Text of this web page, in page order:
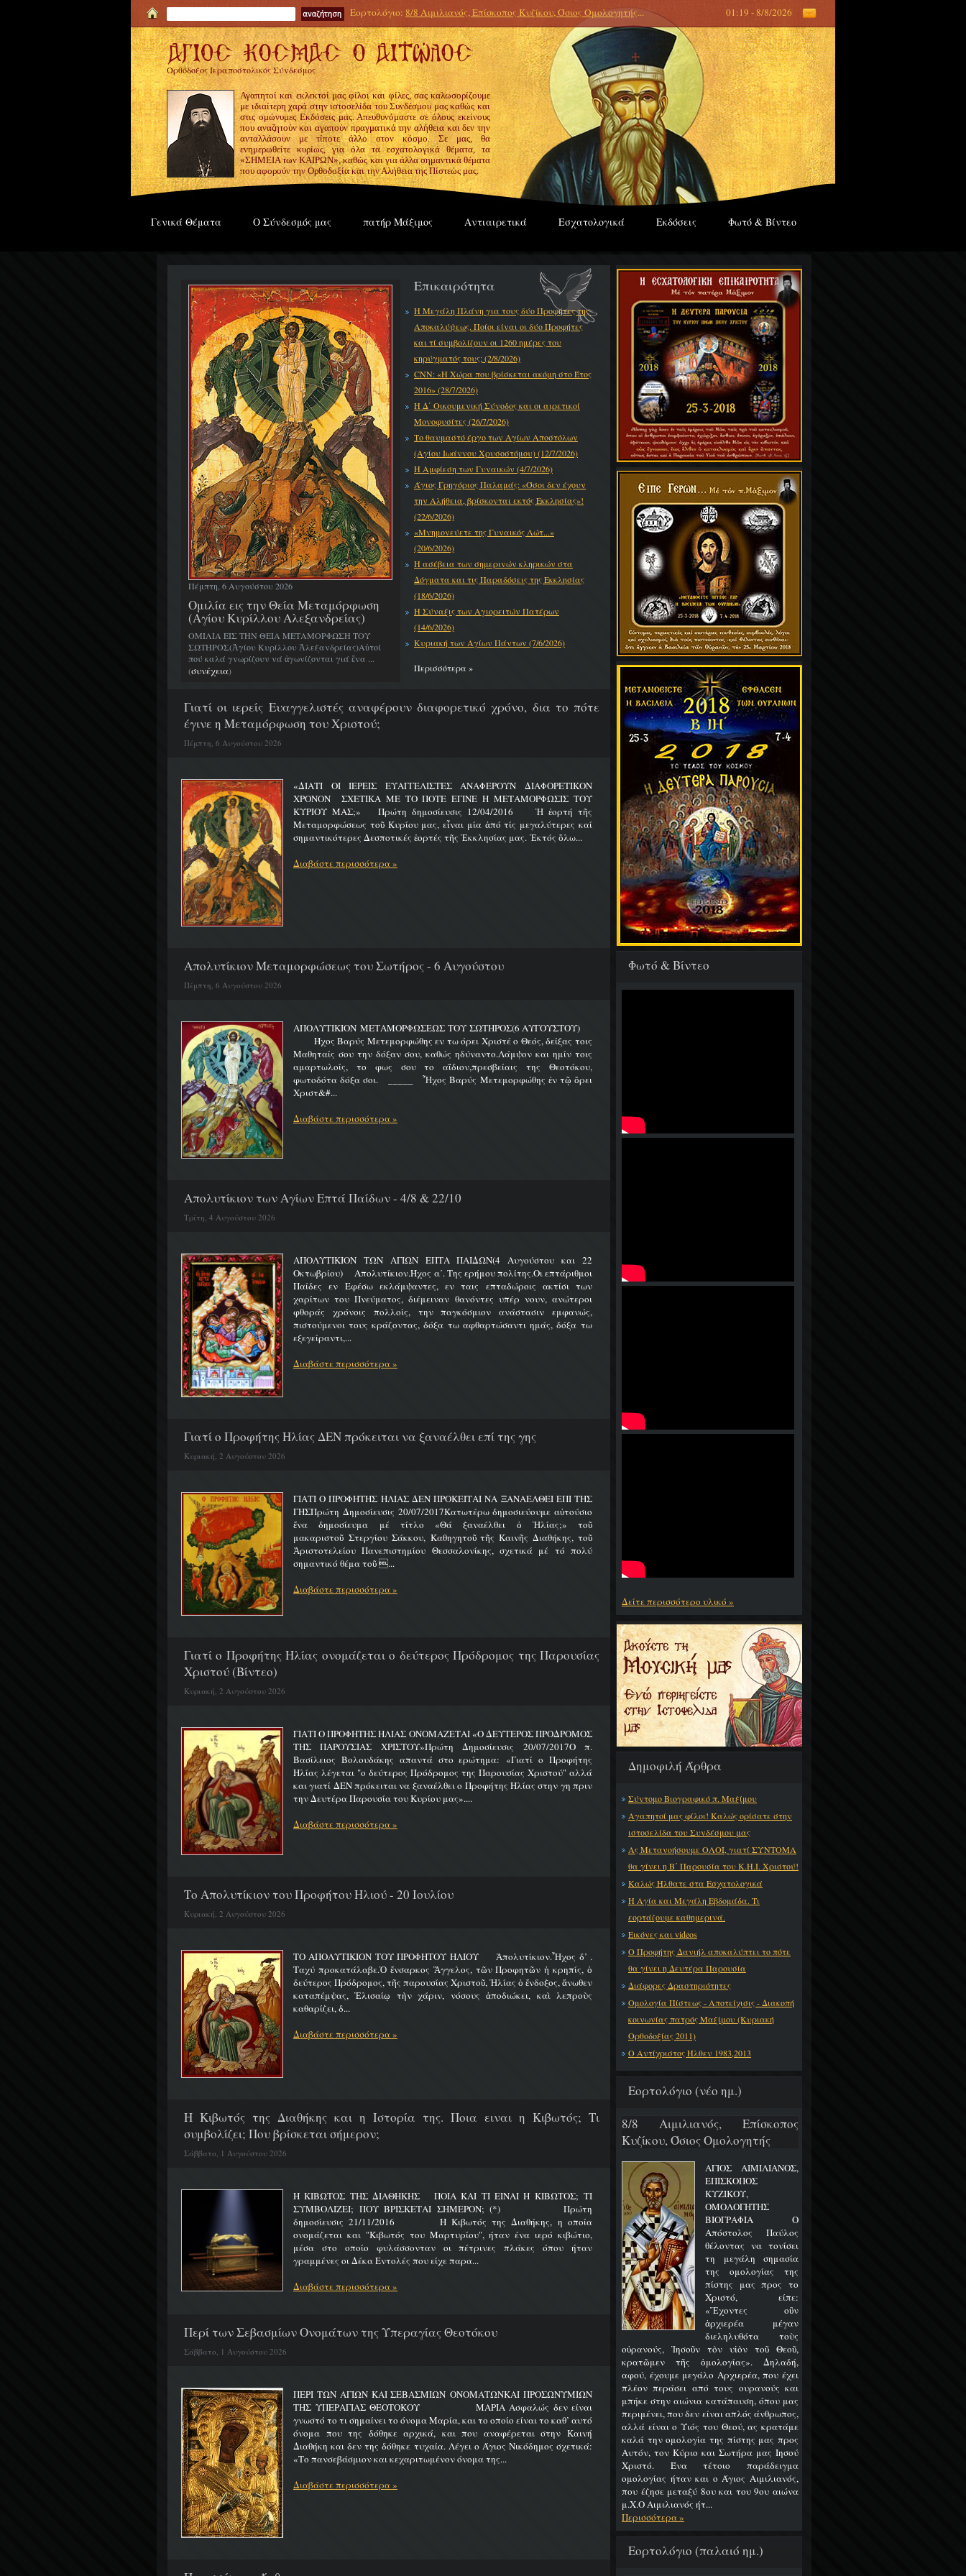
Εορτολόγιο: 8/8 Αιμιλιανός, Επίσκοπος Κυζίκου, Όσιος Ομολογητής... 01:19 - 8/8/2026
Ορθόδοξος Ιεραποστολικός Σύνδεσμος
Αγαπητοί και εκλεκτοί μας φίλοι και φίλες, σας καλωσορίζουμε
με ιδιαίτερη χαρά στην ιστοσελίδα του Συνδέσμου μας καθώς και
στις ομώνυμες Εκδόσεις μας. Απευθυνόμαστε σε όλους εκείνους
που αναζητούν και αγαπούν πραγματικά την αλήθεια και δεν την
ανταλλάσουν με τίποτε άλλο στον κόσμο. Σε μας, θα
ενημερωθείτε κυρίως, για όλα τα εσχατολογικά θέματα, τα
«ΣΗΜΕΙΑ των ΚΑΙΡΩΝ», καθώς και για άλλα σημαντικά θέματα
που αφορούν την Ορθοδοξία και την Αλήθεια της Πίστεώς μας.
Γενικά Θέματα Ο Σύνδεσμός μας πατήρ Μάξιμος Αντιαιρετικά Εσχατολογικά Εκδόσεις Φωτό & Βίντεο
Φωτό & Βίντεο
Δείτε περισσότερο υλικό »
Δημοφιλή Άρθρα
Σύντομο Βιογραφικό π. Μαξίμου
Αγαπητοί μας φίλοι! Καλώς ορίσατε στην
ιστοσελίδα του Συνδέσμου μας
Ας Μετανοήσουμε ΟΛΟΙ, γιατί ΣΥΝΤΟΜΑ
θα γίνει η Β΄ Παρουσία του Κ.Η.Ι. Χριστού!
Καλώς Ήλθατε στα Εσχατολογικά
Η Αγία και Μεγάλη Εβδομάδα. Τι
εορτάζουμε καθημερινά.
Εικόνες και videos
Ο Προφήτης Δανιήλ αποκαλύπτει το πότε
θα γίνει η Δευτέρα Παρουσία
Διάφορες Δραστηριότητες
Ομολογία Πίστεως - Αποτείχισις - Διακοπή
κοινωνίας πατρός Μαξίμου (Κυριακή
Ορθοδοξίας 2011)
Ο Αντίχριστος Ήλθεν 1983,2013
Εορτολόγιο (νέο ημ.)
8/8 Αιμιλιανός, Επίσκοπος
Κυζίκου, Όσιος Ομολογητής
ΑΓΙΟΣ ΑΙΜΙΛΙΑΝΟΣ,
ΕΠΙΣΚΟΠΟΣ
ΚΥΖΙΚΟΥ,
ΟΜΟΛΟΓΗΤΗΣ
ΒΙΟΓΡΑΦΙΑ Ο
Απόστολος Παύλος
θέλοντας να τονίσει
τη μεγάλη σημασία
της ομολογίας της
πίστης μας προς το
Χριστό, είπε:
«Ἔχοντες οὒν
ἀρχιερέα μέγαν
διεληλυθότα τοὺς
οὐρανούς, Ἰησοῦν τὸν υἱὸν τοῦ Θεοῦ,
κρατῶμεν τῆς ὁμολογίας». Δηλαδή,
αφού, έχουμε μεγάλο Αρχιερέα, που έχει
πλέον περάσει από τους ουρανούς και
μπήκε στην αιώνια κατάπαυση, όπου μας
περιμένει, που δεν είναι απλός άνθρωπος,
αλλά είναι ο Υιός του Θεού, ας κρατάμε
καλά την ομολογία της πίστης μας προς
Αυτόν, τον Κύριο και Σωτήρα μας Ιησού
Χριστό. Ένα τέτοιο παράδειγμα
ομολογίας ήταν και ο Άγιος Αιμιλιανός,
που έζησε μεταξύ 8ου και του 9ου αιώνα
μ.Χ.Ο Αιμιλιανός ήτ...
Περισσότερα »
Εορτολόγιο (παλαιό ημ.)
Πέμπτη, 6 Αυγούστου 2026
Ομιλία εις την Θεία Μεταμόρφωση
(Αγίου Κυρίλλου Αλεξανδρείας)
ΟΜΙΛΙΑ ΕΙΣ ΤΗΝ ΘΕΙΑ ΜΕΤΑΜΟΡΦΩΣΗ ΤΟΥ
ΣΩΤΗΡΟΣ(Ἁγίου Κυρίλλου Ἀλεξανδρείας)Αὐτοί
πού καλά γνωρίζουν νά ἀγωνίζονται γιά ἕνα ...
(συνέχεια)
Επικαιρότητα
Η Μεγάλη Πλάνη για τους δύο Προφήτες της
Αποκαλύψεως. Ποίοι είναι οι δύο Προφήτες
και τί συμβολίζουν οι 1260 ημέρες του
κηρύγματός τους; (2/8/2026)
CNN: «Η Χώρα που βρίσκεται ακόμη στο Έτος
2016» (28/7/2026)
Η Δ΄ Οικουμενική Σύνοδος και οι αιρετικοί
Μονοφυσίτες (26/7/2026)
Το θαυμαστό έργο των Αγίων Αποστόλων
(Αγίου Ιωάννου Χρυσοστόμου) (12/7/2026)
Η Αμφίεση των Γυναικών (4/7/2026)
Άγιος Γρηγόριος Παλαμάς: «Όσοι δεν έχουν
την Αλήθεια, βρίσκονται εκτός Εκκλησίας»!
(22/6/2026)
«Μνημονεύετε της Γυναικός Λώτ...»
(20/6/2026)
Η ασέβεια των σημερινών κληρικών στα
Δόγματα και τις Παραδόσεις της Εκκλησίας
(18/6/2026)
Η Σύναξις των Αγιορειτών Πατέρων
(14/6/2026)
Κυριακή των Αγίων Πάντων (7/6/2026)
Περισσότερα »
Γιατί οι ιερείς Ευαγγελιστές αναφέρουν διαφορετικό χρόνο, δια το πότε
έγινε η Μεταμόρφωση του Χριστού;
Πέμπτη, 6 Αυγούστου 2026
«ΔΙΑΤΙ ΟΙ ΙΕΡΕΙΣ ΕΥΑΓΓΕΛΙΣΤΕΣ ΑΝΑΦΕΡΟΥΝ ΔΙΑΦΟΡΕΤΙΚΟΝ
ΧΡΟΝΟΝ ΣΧΕΤΙΚΑ ΜΕ ΤΟ ΠΟΤΕ ΕΓΙΝΕ Η ΜΕΤΑΜΟΡΦΩΣΙΣ ΤΟΥ
ΚΥΡΙΟΥ ΜΑΣ;» Πρώτη δημοσίευσις 12/04/2016 Ἡ ἑορτή τῆς
Μεταμορφώσεως τοῦ Κυρίου μας, εἶναι μία ἀπό τίς μεγαλύτερες καί
σημαντικότερες Δεσποτικές ἑορτές τῆς Ἐκκλησίας μας. Ἐκτός ὅλω...
Διαβάστε περισσότερα »
Απολυτίκιον Μεταμορφώσεως του Σωτήρος - 6 Αυγούστου
Πέμπτη, 6 Αυγούστου 2026
ΑΠΟΛΥΤΙΚΙΟΝ ΜΕΤΑΜΟΡΦΩΣΕΩΣ ΤΟΥ ΣΩΤΗΡΟΣ(6 ΑΥΓΟΥΣΤΟΥ)
Ήχος Βαρύς Μετεμορφώθης εν τω όρει Χριστέ ο Θεός, δείξας τοις
Μαθηταίς σου την δόξαν σου, καθώς ηδύναντο.Λάμψον και ημίν τοις
αμαρτωλοίς, το φως σου το αΐδιον,πρεσβείαις της Θεοτόκου,
φωτοδότα δόξα σοι. _____ Ἦχος Βαρύς Μετεμορφώθης ἐν τῷ ὄρει
Χριστ&#...
Διαβάστε περισσότερα »
Απολυτίκιον των Αγίων Επτά Παίδων - 4/8 & 22/10
Τρίτη, 4 Αυγούστου 2026
ΑΠΟΛΥΤΙΚΙΟΝ ΤΩΝ ΑΓΙΩΝ ΕΠΤΑ ΠΑΙΔΩΝ(4 Αυγούστου και 22
Οκτωβρίου) Απολυτίκιον.Ήχος α΄. Της ερήμου πολίτης.Οι επτάριθμοι
Παίδες εν Εφέσω εκλάμψαντες, εν ταις επταδώροις ακτίσι των
χαρίτων του Πνεύματος, διέμειναν θανόντες υπέρ νουν, ανώτεροι
φθοράς χρόνοις πολλοίς, την παγκόσμιον ανάστασιν εμφανώς,
πιστούμενοι τους κράζοντας, δόξα τω αφθαρτώσαντι ημάς, δόξα τω
εξεγείραντι,...
Διαβάστε περισσότερα »
Γιατί ο Προφήτης Ηλίας ΔΕΝ πρόκειται να ξαναέλθει επί της γης
Κυριακή, 2 Αυγούστου 2026
ΓΙΑΤΙ Ο ΠΡΟΦΗΤΗΣ ΗΛΙΑΣ ΔΕΝ ΠΡΟΚΕΙΤΑΙ ΝΑ ΞΑΝΑΕΛΘΕΙ ΕΠΙ ΤΗΣ
ΓΗΣΠρώτη Δημοσίευσις 20/07/2017Κατωτέρω δημοσιεύουμε αὐτούσιο
ἕνα δημοσίευμα μέ τίτλο «Θά ξαναέλθει ὁ Ἠλίας;» τοῦ
μακαριστοῦ Στεργίου Σάκκου, Καθηγητοῦ τῆς Καινῆς Διαθήκης, τοῦ
Ἀριστοτελείου Πανεπιστημίου Θεσσαλονίκης, σχετικά μέ τό πολύ
σημαντικό θέμα τοῦ ...
Διαβάστε περισσότερα »
Γιατί ο Προφήτης Ηλίας ονομάζεται ο δεύτερος Πρόδρομος της Παρουσίας
Χριστού (Βίντεο)
Κυριακή, 2 Αυγούστου 2026
ΓΙΑΤΙ Ο ΠΡΟΦΗΤΗΣ ΗΛΙΑΣ ΟΝΟΜΑΖΕΤΑΙ «Ο ΔΕΥΤΕΡΟΣ ΠΡΟΔΡΟΜΟΣ
ΤΗΣ ΠΑΡΟΥΣΙΑΣ ΧΡΙΣΤΟΥ»Πρώτη Δημοσίευσις 20/07/2017Ο π.
Βασίλειος Βολουδάκης απαντά στο ερώτημα: «Γιατί ο Προφήτης
Ηλίας λέγεται "ο δεύτερος Πρόδρομος της Παρουσίας Χριστού" αλλά
και γιατί ΔΕΝ πρόκειται να ξαναέλθει ο Προφήτης Ηλίας στην γη πριν
την Δευτέρα Παρουσία του Κυρίου μας»....
Διαβάστε περισσότερα »
Το Απολυτίκιον του Προφήτου Ηλιού - 20 Ιουλίου
Κυριακή, 2 Αυγούστου 2026
ΤΟ ΑΠΟΛΥΤΙΚΙΟΝ ΤΟΥ ΠΡΟΦΗΤΟΥ ΗΛΙΟΥ Ἀπολυτίκιον.Ἦχος δ’ .
Ταχύ προκατάλαβε.Ὁ ἔνσαρκος Ἄγγελος, τῶν Προφητῶν ἡ κρηπίς, ὁ
δεύτερος Πρόδρομος, τῆς παρουσίας Χριστοῦ, Ἠλίας ὁ ἔνδοξος, ἄνωθεν
καταπέμψας, Ἐλισαίῳ τὴν χάριν, νόσους ἀποδιώκει, καὶ λεπροὺς
καθαρίζει, δ...
Διαβάστε περισσότερα »
H Κιβωτός της Διαθήκης και η Ιστορία της. Ποια ειναι η Κιβωτός; Τι
συμβολίζει; Που βρίσκεται σήμερον;
Σάββατο, 1 Αυγούστου 2026
Η ΚΙΒΩΤΟΣ ΤΗΣ ΔΙΑΘΗΚΗΣ ΠΟΙΑ ΚΑΙ ΤΙ ΕΙΝΑΙ Η ΚΙΒΩΤΟΣ; ΤΙ
ΣΥΜΒΟΛΙΖΕΙ; ΠΟΥ ΒΡΙΣΚΕΤΑΙ ΣΗΜΕΡΟΝ; (*) Πρώτη
δημοσίευσις 21/11/2016 Η Κιβωτός της Διαθήκης, η οποία
ονομάζεται και "Κιβωτός του Μαρτυρίου", ήταν ένα ιερό κιβώτιο,
μέσα στο οποίο φυλάσσονταν οι πέτρινες πλάκες όπου ήταν
γραμμένες οι Δέκα Εντολές που είχε παρα...
Διαβάστε περισσότερα »
Περί των Σεβασμίων Ονομάτων της Υπεραγίας Θεοτόκου
Σάββατο, 1 Αυγούστου 2026
ΠΕΡΙ ΤΩΝ ΑΓΙΩΝ ΚΑΙ ΣΕΒΑΣΜΙΩΝ ΟΝΟΜΑΤΩΝΚΑΙ ΠΡΟΣΩΝΥΜΙΩΝ
ΤΗΣ ΥΠΕΡΑΓΙΑΣ ΘΕΟΤΟΚΟΥ ΜΑΡΙΑ Ασφαλώς δεν είναι
γνωστό το τι σημαίνει το όνομα Μαρία, και το οποίο είναι το καθ’ αυτό
όνομα που της δόθηκε αρχικά, και που αναφέρεται στην Καινή
Διαθήκη και δεν της δόθηκε τυχαία. Λέγει ο Άγιος Νικόδημος σχετικά:
«Το πανσεβάσμιον και κεχαριτωμένον όνομα της...
Διαβάστε περισσότερα »